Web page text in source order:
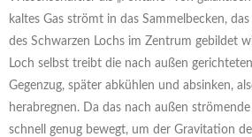
kaltes Gas strömt in das Sammelbecken,
des Schwarzen Lochs im Zentrum gebildet
Loch selbst treibt die nach außen
Gegenzug, später abkühlen und absinken,
herabregnen. Da das nach außen
schnell genug bewegt, um der Gravitation